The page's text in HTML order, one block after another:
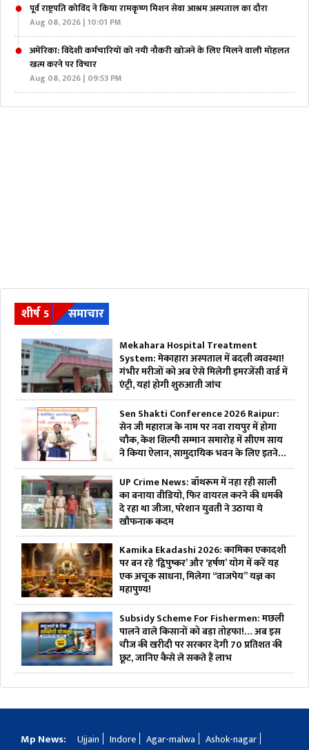
पूर्व राष्ट्रपति कोविंद ने किया रामकृष्ण मिशन सेवा आश्रम अस्पताल का दौरा
Aug 08, 2026 | 10:01 PM
अमेरिका: विदेशी कर्मचारियों को नयी नौकरी खोजने के लिए मिलने वाली मोहलत
खत्म करने पर विचार
Aug 08, 2026 | 09:53 PM
शीर्ष 5 समाचार
Mekahara Hospital Treatment
System: मेकाहारा अस्पताल में बदली व्यवस्था!
गंभीर मरीजों को अब ऐसे मिलेगी इमरजेंसी वार्ड में
एंट्री, यहां होगी शुरुआती जांच
Sen Shakti Conference 2026 Raipur:
सेन जी महाराज के नाम पर नवा रायपुर में होगा
चौक, केश शिल्पी सम्मान समारोह में सीएम साय
ने किया ऐलान, सामुदायिक भवन के लिए इतने
लाख रुपए देगी सरकार
UP Crime News: बॉथरूम में नहा रही साली
का बनाया वीडियो, फिर वायरल करने की धमकी
दे रहा था जीजा, परेशान युवती ने उठाया ये
खौफनाक कदम
Kamika Ekadashi 2026: कामिका एकादशी
पर बन रहे ‘द्विपुष्कर’ और ‘हर्षण’ योग में करें यह
एक अचूक साधना, मिलेगा “वाजपेय” यज्ञ का
महापुण्य!
Subsidy Scheme For Fishermen: मछली
पालने वाले किसानों को बड़ा तोहफा!… अब इस
चीज की खरीदी पर सरकार देगी 70 प्रतिशत की
छूट, जानिए कैसे ले सकते हैं लाभ
Mp News: Ujjain Indore Agar-malwa
Ashok-nagar